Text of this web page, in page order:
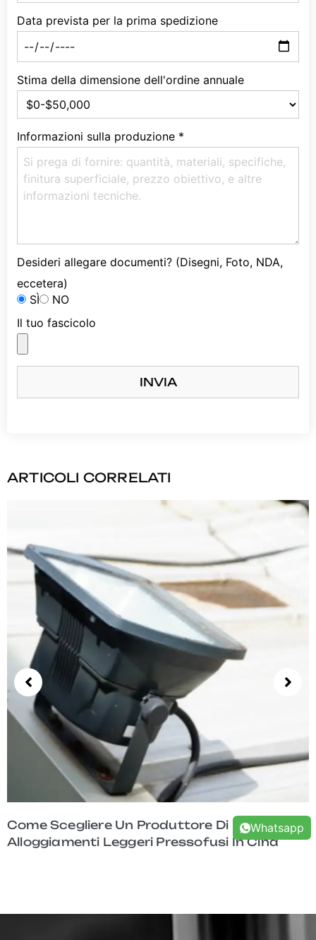
Data prevista per la prima spedizione
Stima della dimensione dell'ordine annuale
Informazioni sulla produzione *
Desideri allegare documenti? (Disegni, Foto, NDA,
eccetera)
SÌ
NO
Il tuo fascicolo
INVIA
ARTICOLI CORRELATI
Come Il MES Migliora La Tracciabilità Per Le
Pressofusioni Di Alloggiamenti Leggeri
Whatsapp